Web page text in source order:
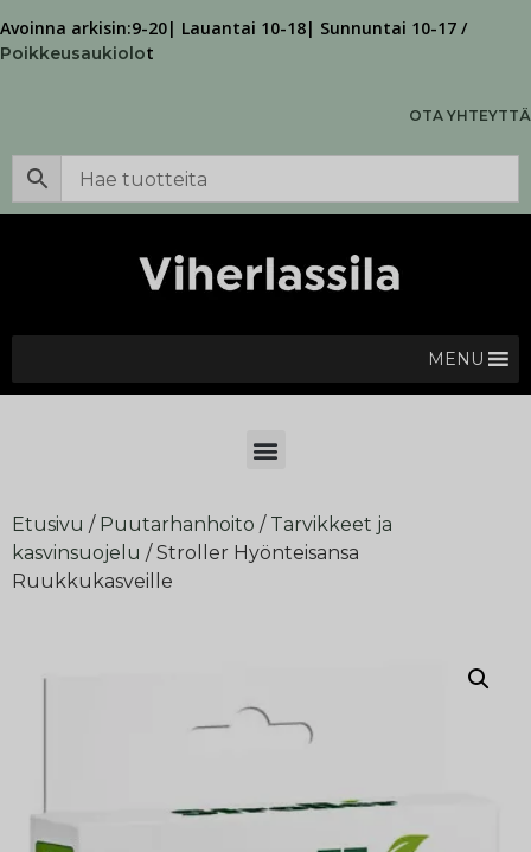
Avoinna arkisin:9-20| Lauantai 10-18| Sunnuntai 10-17 /
Poikkeusaukiolot
OTA YHTEYTTÄ
MENU
Etusivu / Puutarhanhoito / Tarvikkeet ja
kasvinsuojelu / Stroller Hyönteisansa
Ruukkukasveille